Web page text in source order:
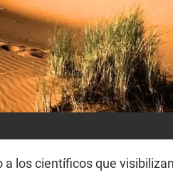
a los científicos que